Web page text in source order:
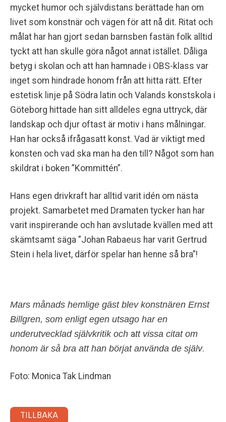
mycket humor och självdistans berättade han om
livet som konstnär och vägen för att nå dit. Ritat och
målat har han gjort sedan barnsben fastän folk alltid
tyckt att han skulle göra något annat istället. Dåliga
betyg i skolan och att han hamnade i OBS-klass var
inget som hindrade honom från att hitta rätt. Efter
estetisk linje på Södra latin och Valands konstskola i
Göteborg hittade han sitt alldeles egna uttryck, där
landskap och djur oftast är motiv i hans målningar.
Han har också ifrågasatt konst. Vad är viktigt med
konsten och vad ska man ha den till? Något som han
skildrat i boken ”Kommittén”.
Hans egen drivkraft har alltid varit idén om nästa
projekt. Samarbetet med Dramaten tycker han har
varit inspirerande och han avslutade kvällen med att
skämtsamt säga ”Johan Rabaeus har varit Gertrud
Stein i hela livet, därför spelar han henne så bra”!
Mars månads hemlige gäst blev konstnären Ernst
Billgren, som enligt egen utsago har en
underutvecklad självkritik och att vissa citat om
honom är så bra att han börjat använda de själv.
Foto: Monica Tak Lindman
TILLBAKA